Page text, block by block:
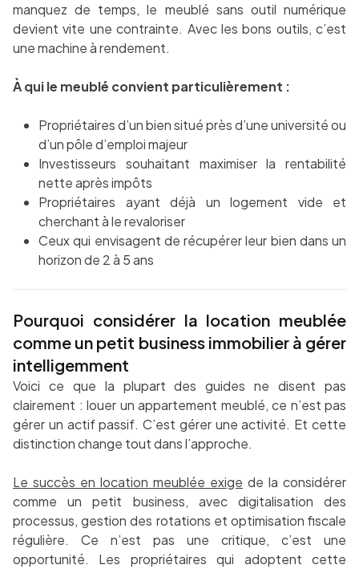
manquez de temps, le meublé sans outil numérique
devient vite une contrainte. Avec les bons outils, c’est
une machine à rendement.
À qui le meublé convient particulièrement :
Propriétaires d’un bien situé près d’une université ou
d’un pôle d’emploi majeur
Investisseurs souhaitant maximiser la rentabilité
nette après impôts
Propriétaires ayant déjà un logement vide et
cherchant à le revaloriser
Ceux qui envisagent de récupérer leur bien dans un
horizon de 2 à 5 ans
Pourquoi considérer la location meublée
comme un petit business immobilier à gérer
intelligemment
Voici ce que la plupart des guides ne disent pas
clairement : louer un appartement meublé, ce n’est pas
gérer un actif passif. C’est gérer une activité. Et cette
distinction change tout dans l’approche.
Le succès en location meublée exige de la considérer
comme un petit business, avec digitalisation des
processus, gestion des rotations et optimisation fiscale
régulière. Ce n’est pas une critique, c’est une
opportunité. Les propriétaires qui adoptent cette